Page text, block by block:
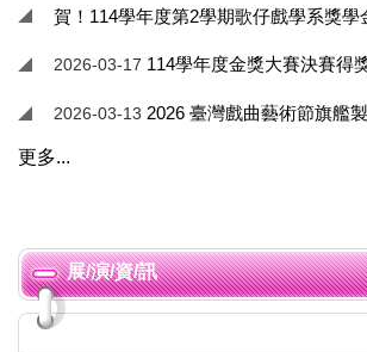
賀！114學年度第2學期歌仔戲學系獎學
2026-03-17 114學年度金獎大賽決賽得
2026-03-13 2026 臺灣戲曲藝術節旗艦
更多...
展/演/資/訊